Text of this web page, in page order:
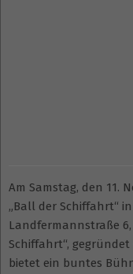
Am Samstag, den 11.
„Ball der Schiffahrt“
Landfermannstraße
Schiffahrt“,
bietet ein buntes